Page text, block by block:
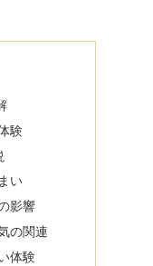
験
い
影響
の関連
体験